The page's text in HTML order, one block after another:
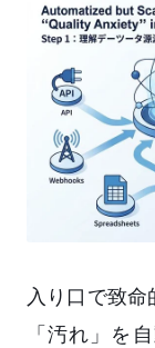
入り口で致
「汚れ」を